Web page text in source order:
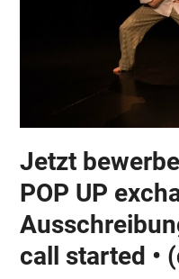
Jetzt
POP UP
call started •